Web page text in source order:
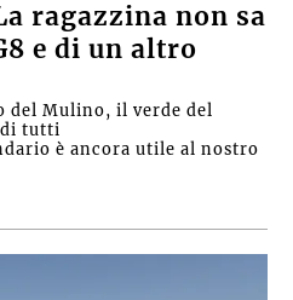
ragazzina non sa
e di un altro
del Mulino, il verde del
tutti
è ancora utile al nostro